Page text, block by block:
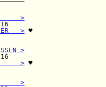
>
> ♥
....)
>
> ♥
....)
>